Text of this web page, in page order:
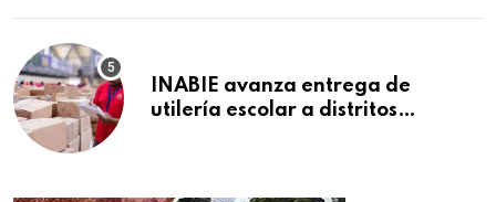
INABIE avanza entrega de
utilería escolar a distritos